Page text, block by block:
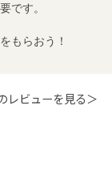
です。
もらおう！
レビューを見る＞